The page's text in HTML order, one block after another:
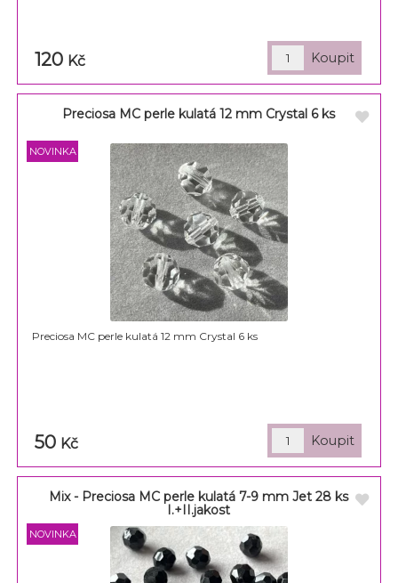
120 Kč
Preciosa MC perle kulatá 12 mm Crystal 6 ks
Preciosa MC perle kulatá 12 mm Crystal 6 ks
50 Kč
Mix - Preciosa MC perle kulatá 7-9 mm Jet 28 ks
I.+II.jakost